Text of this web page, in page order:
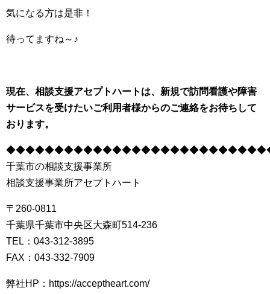
気になる方は是非！
待ってますね～♪
現在、相談支援アセプトハートは、新規で訪問看護や障害
サービスを受けたいご利用者様からのご連絡をお待ちして
おります。
千葉市の相談支援事業所
相談支援事業所アセプトハート
〒260-0811
千葉県千葉市中央区大森町514-236
TEL：043-312-3895
FAX：043-332-7909
弊社HP：https://acceptheart.com/